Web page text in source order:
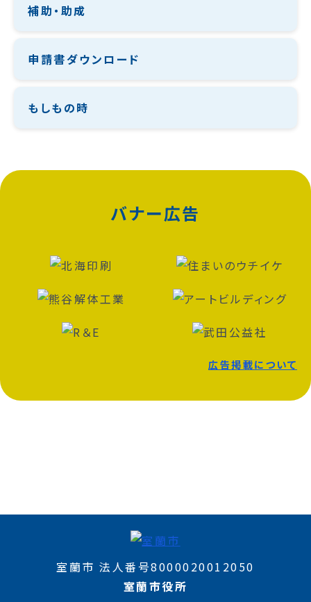
補助・助成
申請書ダウンロード
もしもの時
バナー広告
広告掲載について
室蘭市 法人番号8000020012050
室蘭市役所